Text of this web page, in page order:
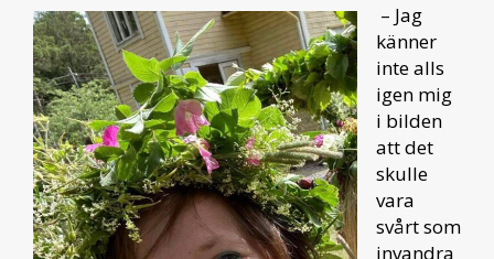
– Jag
känner
inte alls
igen mig
i bilden
att det
skulle
vara
svårt som
invandra